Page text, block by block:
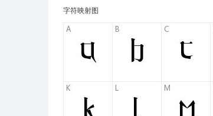
字符映射图